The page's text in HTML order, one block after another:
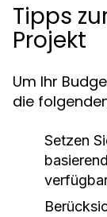
Tipps
Projekt
Um Ihr
die
Setzen